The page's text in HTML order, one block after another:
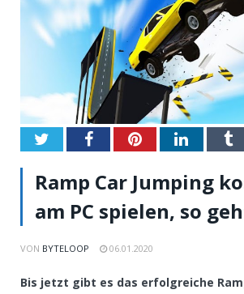
TwitterFacebookPinterestLinkedIn
Ramp Car Jumping
am PC spielen, so
VON BYTELOOP 06.01.2020
Bis jetzt gibt es das erfolgreiche